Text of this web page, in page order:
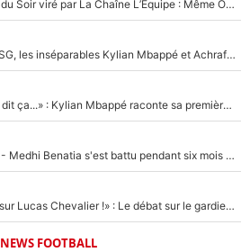
Un chroniqueur de L’Équipe du Soir viré par La Chaîne L’Équipe : Même Olivier Ménard n’avait pas pu empêcher son départ, «je l’ai appris sur Twitter, je l’ai vécu assez mal»
Loin du Real Madrid et du PSG, les inséparables Kylian Mbappé et Achraf Hakimi changent d'équipe le temps d'une journée !
«Je ne sais pas pourquoi j’ai dit ça...» : Kylian Mbappé raconte sa première rencontre avec Zinédine Zidane (et c’est très drôle)
Départ de Roberto De Zerbi - Medhi Benatia s'est battu pendant six mois pour le retenir à l'OM, le PSG a été le naufrage de trop : «Je pars avec toi»
«Admets que tu t'es trompé sur Lucas Chevalier !» : Le débat sur le gardien du PSG vire au clash à l'After Foot
NEWS FOOTBALL